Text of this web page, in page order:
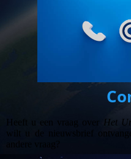
Heeft u een vraag over Het
wilt u de nieuwsbrief
andere vraag?